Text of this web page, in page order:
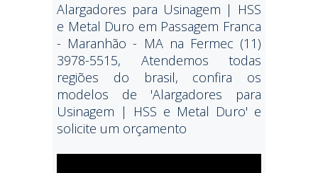
Alargadores para Usinagem | HSS
e Metal Duro em Passagem Franca
- Maranhão - MA na Fermec (11)
3978-5515, Atendemos todas
regiões do brasil, confira os
modelos de 'Alargadores para
Usinagem | HSS e Metal Duro' e
solicite um orçamento